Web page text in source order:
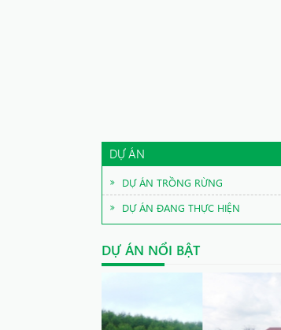
DỰ ÁN
DỰ ÁN TRỒNG RỪNG
DỰ ÁN ĐANG THỰC HIỆN
DỰ ÁN NỔI BẬT